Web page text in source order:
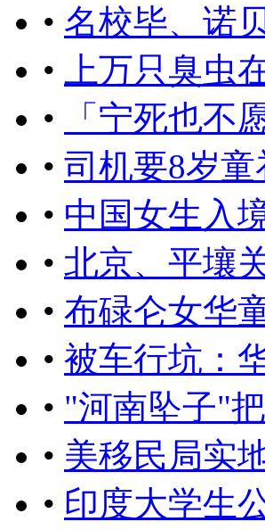
• 名校毕、诺
•
上万只臭虫
•
「宁死也不
• 司机要8岁
• 中国女生入
• 北京、平壤
• 布碌仑女华
• 被车行坑：
• "河南坠子"
• 美移民局实
• 印度大学生